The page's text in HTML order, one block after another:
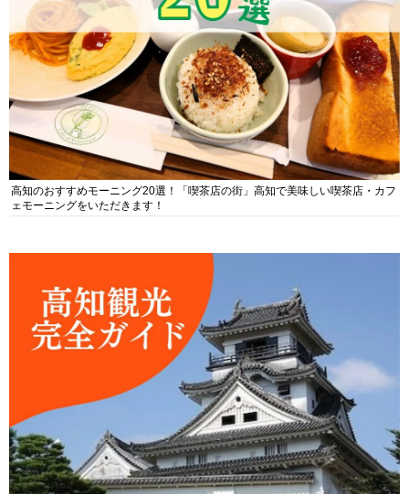
高知のおすすめモーニング20選！「喫茶店の街」高知で美味しい喫茶店・カフ
ェモーニングをいただきます！